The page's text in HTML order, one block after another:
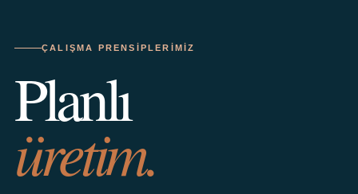
ÇALIŞMA PRENSIPLERIMIZ
Planlı
üretim.